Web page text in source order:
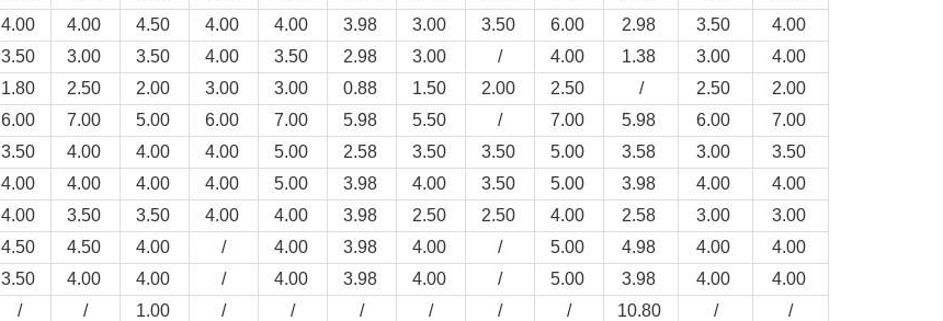
4.00 4.00 4.50 4.00 4.00 3.98 3.00 3.50 6.00 2.98 3.50
4.00
3.50 3.00 3.50 4.00 3.50 2.98 3.00 / 4.00 1.38 3.00
4.00
1.80 2.50 2.00 3.00 3.00 0.88 1.50 2.00 2.50 / 2.50
2.00
6.00 7.00 5.00 6.00 7.00 5.98 5.50 / 7.00 5.98 6.00
7.00
3.50 4.00 4.00 4.00 5.00 2.58 3.50 3.50 5.00 3.58 3.00
3.50
4.00 4.00 4.00 4.00 5.00 3.98 4.00 3.50 5.00 3.98 4.00
4.00
4.00 3.50 3.50 4.00 4.00 3.98 2.50 2.50 4.00 2.58 3.00
3.00
4.50 4.50 4.00 / 4.00 3.98 4.00 / 5.00 4.98 4.00
4.00
3.50 4.00 4.00 / 4.00 3.98 4.00 / 5.00 3.98 4.00
4.00
/ / 1.00 / / / / / / 10.80 /
/